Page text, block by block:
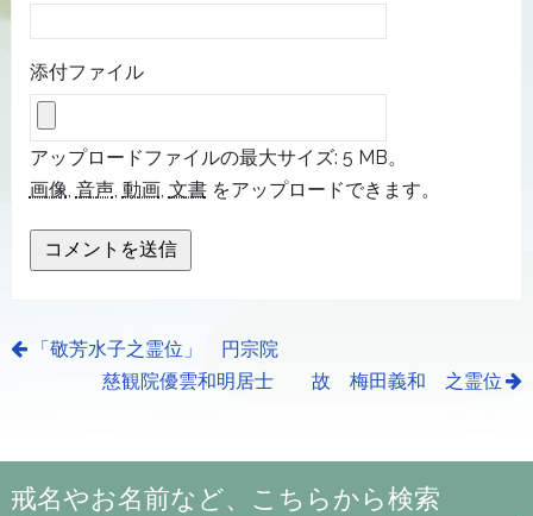
添付ファイル
アップロードファイルの最大サイズ: 5 MB。
画像 音声, 動画, 文書をアップロードできます。
「敬芳水子之霊位」 円宗院
慈観院優雲和明居士 故 梅田義和 之霊位
戒名やお名前など、こちらから検索